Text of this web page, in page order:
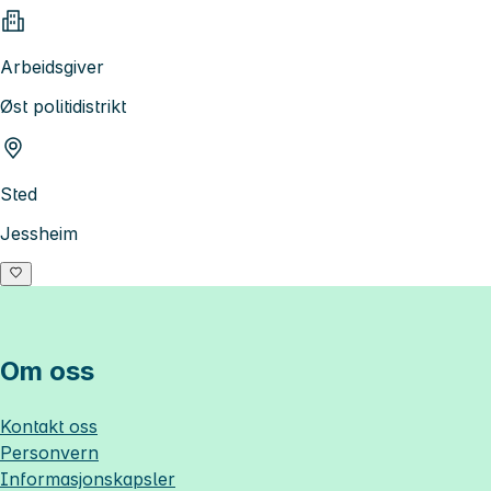
Arbeidsgiver
Øst politidistrikt
Sted
Jessheim
Om oss
Kontakt oss
Personvern
Informasjonskapsler